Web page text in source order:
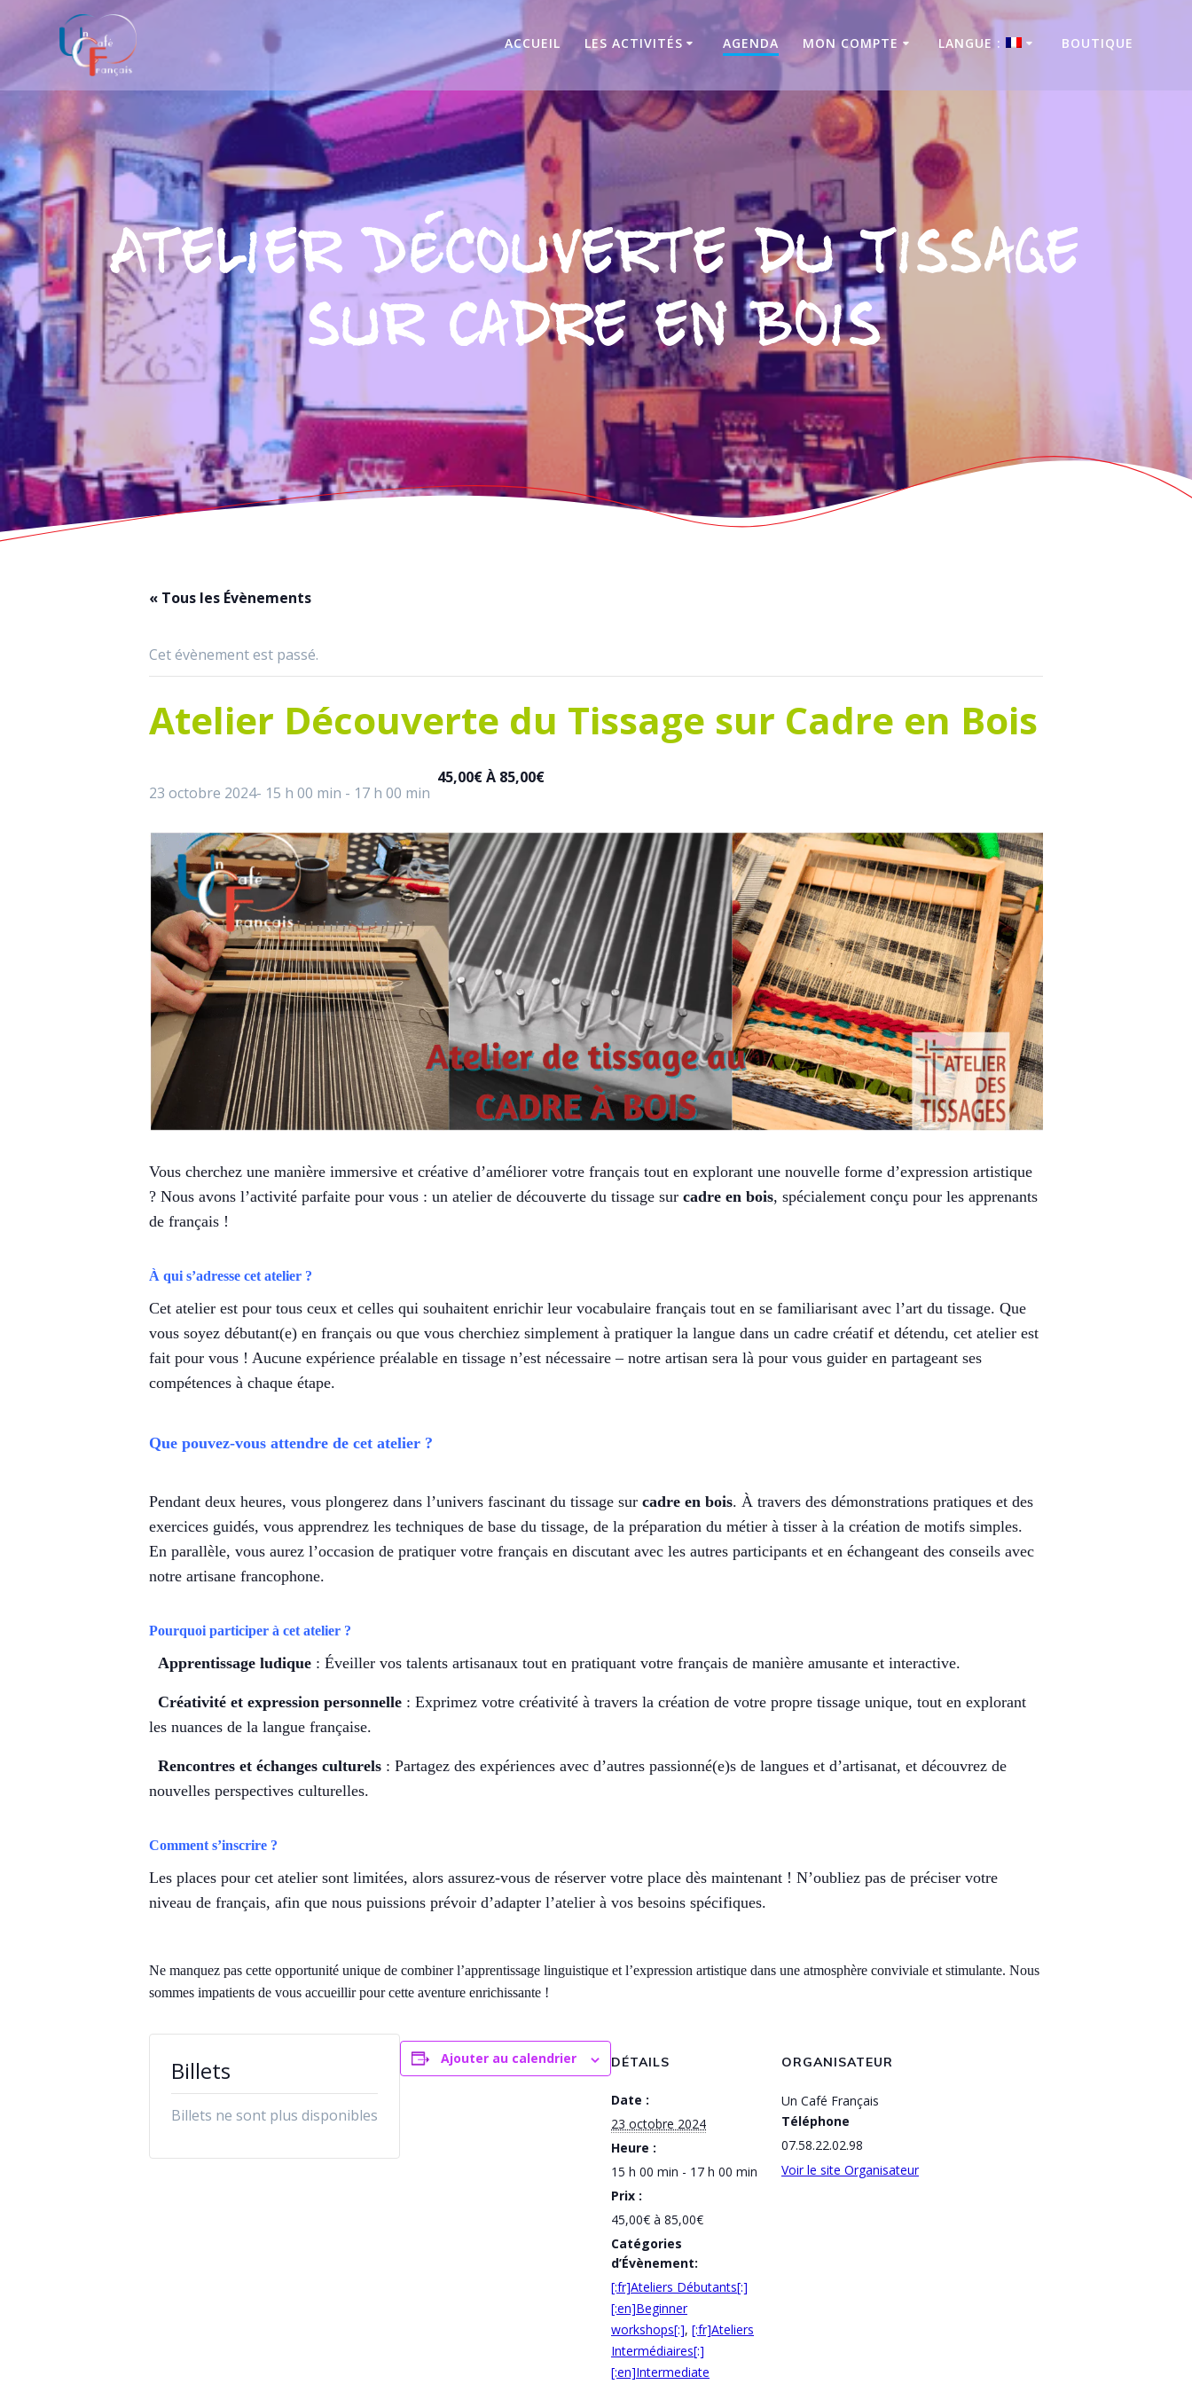
ACCUEIL LES ACTIVITÉS AGENDA MON COMPTE LANGUE : BOUTIQUE
Atelier Découverte du Tissage
sur Cadre en Bois
« Tous les Évènements
Cet évènement est passé.
Atelier Découverte du Tissage sur Cadre en Bois
23 octobre 2024- 15 h 00 min - 17 h 00 min
45,00€ À 85,00€
Vous cherchez une manière immersive et créative d’améliorer votre français tout en explorant une nouvelle forme d’expression artistique
? Nous avons l’activité parfaite pour vous : un atelier de découverte du tissage sur cadre en bois, spécialement conçu pour les apprenants
de français !
À qui s’adresse cet atelier ?
Cet atelier est pour tous ceux et celles qui souhaitent enrichir leur vocabulaire français tout en se familiarisant avec l’art du tissage. Que
vous soyez débutant(e) en français ou que vous cherchiez simplement à pratiquer la langue dans un cadre créatif et détendu, cet atelier est
fait pour vous ! Aucune expérience préalable en tissage n’est nécessaire – notre artisan sera là pour vous guider en partageant ses
compétences à chaque étape.
Que pouvez-vous attendre de cet atelier ?
Pendant deux heures, vous plongerez dans l’univers fascinant du tissage sur cadre en bois. À travers des démonstrations pratiques et des
exercices guidés, vous apprendrez les techniques de base du tissage, de la préparation du métier à tisser à la création de motifs simples.
En parallèle, vous aurez l’occasion de pratiquer votre français en discutant avec les autres participants et en échangeant des conseils avec
notre artisane francophone.
Pourquoi participer à cet atelier ?
Apprentissage ludique : Éveiller vos talents artisanaux tout en pratiquant votre français de manière amusante et interactive.
Créativité et expression personnelle : Exprimez votre créativité à travers la création de votre propre tissage unique, tout en explorant
les nuances de la langue française.
Rencontres et échanges culturels : Partagez des expériences avec d’autres passionné(e)s de langues et d’artisanat, et découvrez de
nouvelles perspectives culturelles.
Comment s’inscrire ?
Les places pour cet atelier sont limitées, alors assurez-vous de réserver votre place dès maintenant ! N’oubliez pas de préciser votre
niveau de français, afin que nous puissions prévoir d’adapter l’atelier à vos besoins spécifiques.
Ne manquez pas cette opportunité unique de combiner l’apprentissage linguistique et l’expression artistique dans une atmosphère conviviale et stimulante. Nous
sommes impatients de vous accueillir pour cette aventure enrichissante !
Billets
Billets ne sont plus disponibles
Ajouter au calendrier DÉTAILS
Date :
23 octobre 2024
Heure :
15 h 00 min - 17 h 00 min
Prix :
45,00€ à 85,00€
Catégories
d’Évènement:
[:fr]Ateliers Débutants[:]
[:en]Beginner
workshops[:], [:fr]Ateliers
Intermédiaires[:]
[:en]Intermediate
ORGANISATEUR
Un Café Français
Téléphone
07.58.22.02.98
Voir le site Organisateur